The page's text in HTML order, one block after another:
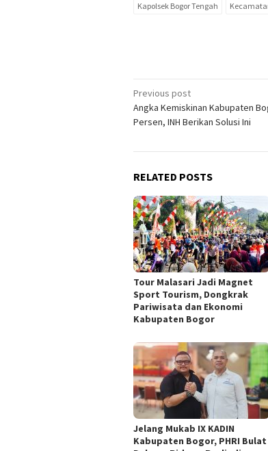
Kapolsek Bogor Tengah
Post
navigation
Previous post
Angka Kemiskinan Kabupaten
Persen, INH Berikan Solusi Ini
RELATED POSTS
Tour Malasari Jadi Magnet
Sport Tourism, Dongkrak
Pariwisata dan Ekonomi
Kabupaten Bogor
Jelang Mukab IX KADIN
Kabupaten Bogor, PHRI Bulat